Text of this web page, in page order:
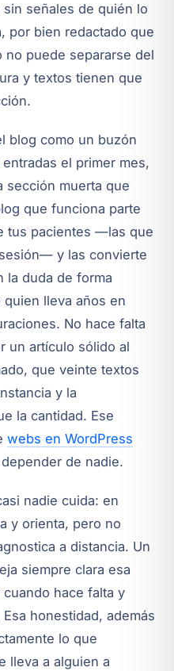
señales de quién lo
por bien redactado que
puede separarse del
y textos tienen que
blog como un buzón
el primer mes,
sección muerta que
que funciona parte
tus pacientes —las que
y las convierte
la duda de forma
lleva años en
No hace falta
un artículo sólido al
que veinte textos
y la
la cantidad. Ese
webs en WordPress
de nadie.
nadie cuida: en
y orienta, pero no
a distancia. Un
siempre clara esa
hace falta y
honestidad, además
lo que
lleva a alguien a